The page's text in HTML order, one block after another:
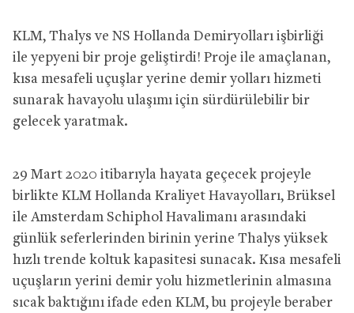
KLM, Thalys ve NS Hollanda Demiryolları işbirliği
ile yepyeni bir proje geliştirdi! Proje ile amaçlanan,
kısa mesafeli uçuşlar yerine demir yolları hizmeti
sunarak havayolu ulaşımı için sürdürülebilir bir
gelecek yaratmak.
29 Mart 2020 itibarıyla hayata geçecek projeyle
birlikte KLM Hollanda Kraliyet Havayolları, Brüksel
ile Amsterdam Schiphol Havalimanı arasındaki
günlük seferlerinden birinin yerine Thalys yüksek
hızlı trende koltuk kapasitesi sunacak. Kısa mesafeli
uçuşların yerini demir yolu hizmetlerinin almasına
sıcak baktığını ifade eden KLM, bu projeyle beraber